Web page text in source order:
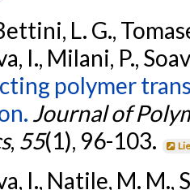
L. G.,
I., Milani, P.,
polymer
Journal of
, 55(1), 96-103.
I., Natile, M. M.,